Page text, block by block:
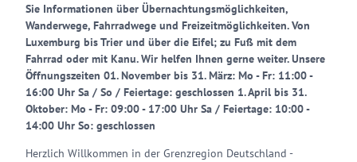
Sie Informationen über Übernachtungsmöglichkeiten,
Wanderwege, Fahrradwege und Freizeitmöglichkeiten. Von
Luxemburg bis Trier und über die Eifel; zu Fuß mit dem
Fahrrad oder mit Kanu. Wir helfen Ihnen gerne weiter. Unsere
Öffnungszeiten 01. November bis 31. März: Mo - Fr: 11:00 -
16:00 Uhr Sa / So / Feiertage: geschlossen 1. April bis 31.
Oktober: Mo - Fr: 09:00 - 17:00 Uhr Sa / Feiertage: 10:00 -
14:00 Uhr So: geschlossen
Herzlich Willkommen in der Grenzregion Deutschland -